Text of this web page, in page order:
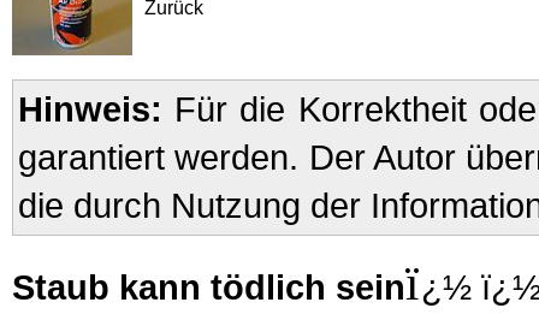
Zurück
Hinweis: Für die Korrektheit
garantiert werden. Der Autor
die durch Nutzung der
Staub kann tödlich seinï¿½